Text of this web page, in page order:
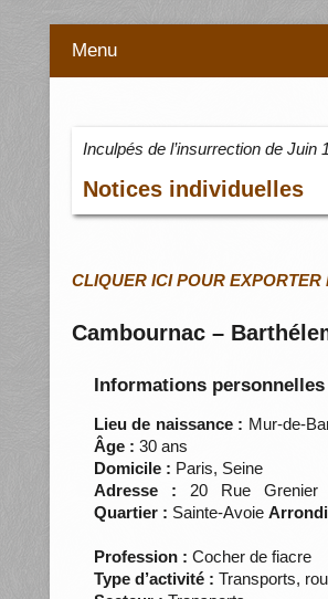
Menu
Inculpés de l’insurrection de Juin
Notices individuelles
CLIQUER ICI POUR EXPORTER
Cambournac –
Informations personnelles
Lieu de naissance : Mur-de-
Âge : 30 ans
Domicile : Paris, Seine
Adresse : 20 Rue Grenier
Quartier : Sainte-Avoie
Profession : Cocher de fiacre
Type d’activité : Transports,